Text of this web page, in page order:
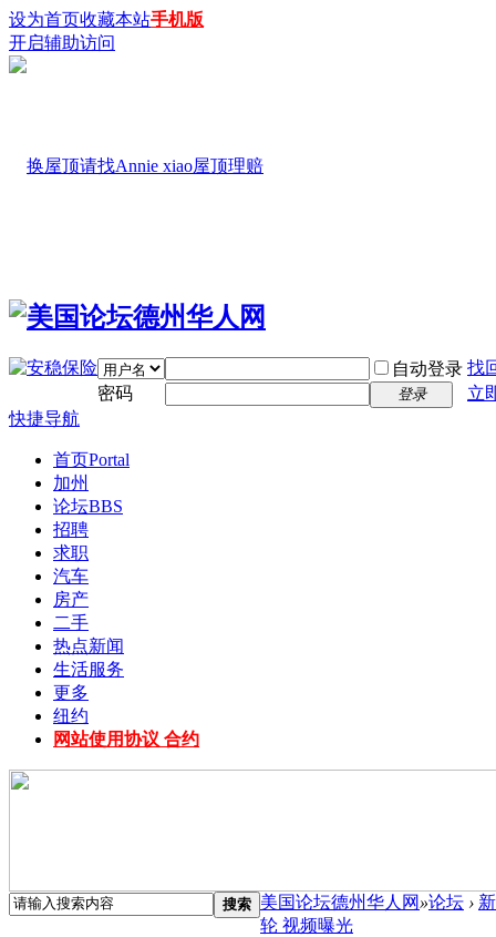
设为首页收藏本站手机版
开启辅助访问
自动登录 找
密码
登录
立
快捷导航
首页Portal
加州
论坛BBS
招聘
求职
汽车
房产
二手
热点新闻
生活服务
更多
纽约
网站使用协议 合约
搜索 美国论坛德州华人网 »论坛 ›
轮 视频曝光